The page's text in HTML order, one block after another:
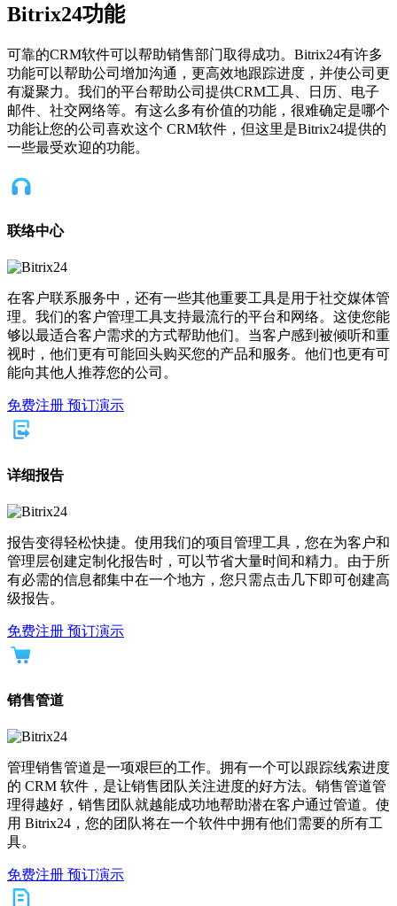
Bitrix24功能
可靠的CRM软件可以帮助销售部门取得成功。Bitrix24有许多
功能可以帮助公司增加沟通，更高效地跟踪进度，并使公司更
有凝聚力。我们的平台帮助公司提供CRM工具、日历、电子
邮件、社交网络等。有这么多有价值的功能，很难确定是哪个
功能让您的公司喜欢这个 CRM软件，但这里是Bitrix24提供的
一些最受欢迎的功能。
联络中心
在客户联系服务中，还有一些其他重要工具是用于社交媒体管
理。我们的客户管理工具支持最流行的平台和网络。这使您能
够以最适合客户需求的方式帮助他们。当客户感到被倾听和重
视时，他们更有可能回头购买您的产品和服务。他们也更有可
能向其他人推荐您的公司。
免费注册 预订演示
详细报告
报告变得轻松快捷。使用我们的项目管理工具，您在为客户和
管理层创建定制化报告时，可以节省大量时间和精力。由于所
有必需的信息都集中在一个地方，您只需点击几下即可创建高
级报告。
免费注册 预订演示
销售管道
管理销售管道是一项艰巨的工作。拥有一个可以跟踪线索进度
的 CRM 软件，是让销售团队关注进度的好方法。销售管道管
理得越好，销售团队就越能成功地帮助潜在客户通过管道。使
用 Bitrix24，您的团队将在一个软件中拥有他们需要的所有工
具。
免费注册 预订演示